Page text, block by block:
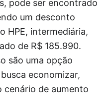
pode ser encontrado
um desconto
HPE, intermediária,
de R$ 185.990.
são uma opção
economizar,
cenário de aumento